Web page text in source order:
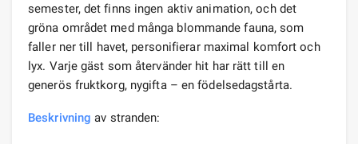
semester, det finns ingen aktiv animation, och det
gröna området med många blommande fauna, som
faller ner till havet, personifierar maximal komfort och
lyx. Varje gäst som återvänder hit har rätt till en
generös fruktkorg, nygifta – en födelsedagstårta.
Beskrivning av stranden: